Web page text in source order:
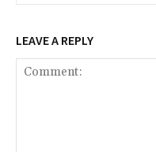
LEAVE A REPLY